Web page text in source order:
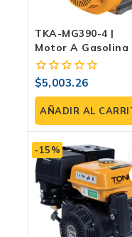
TKA-MG390-4 |
Motor A Gasolina
HP 4T, Eje Recto 1″
Con Cuñero Para
Bombas,
Generadores Y
0
fuera
de
5
$5,003.26
AÑADIR AL
-15%